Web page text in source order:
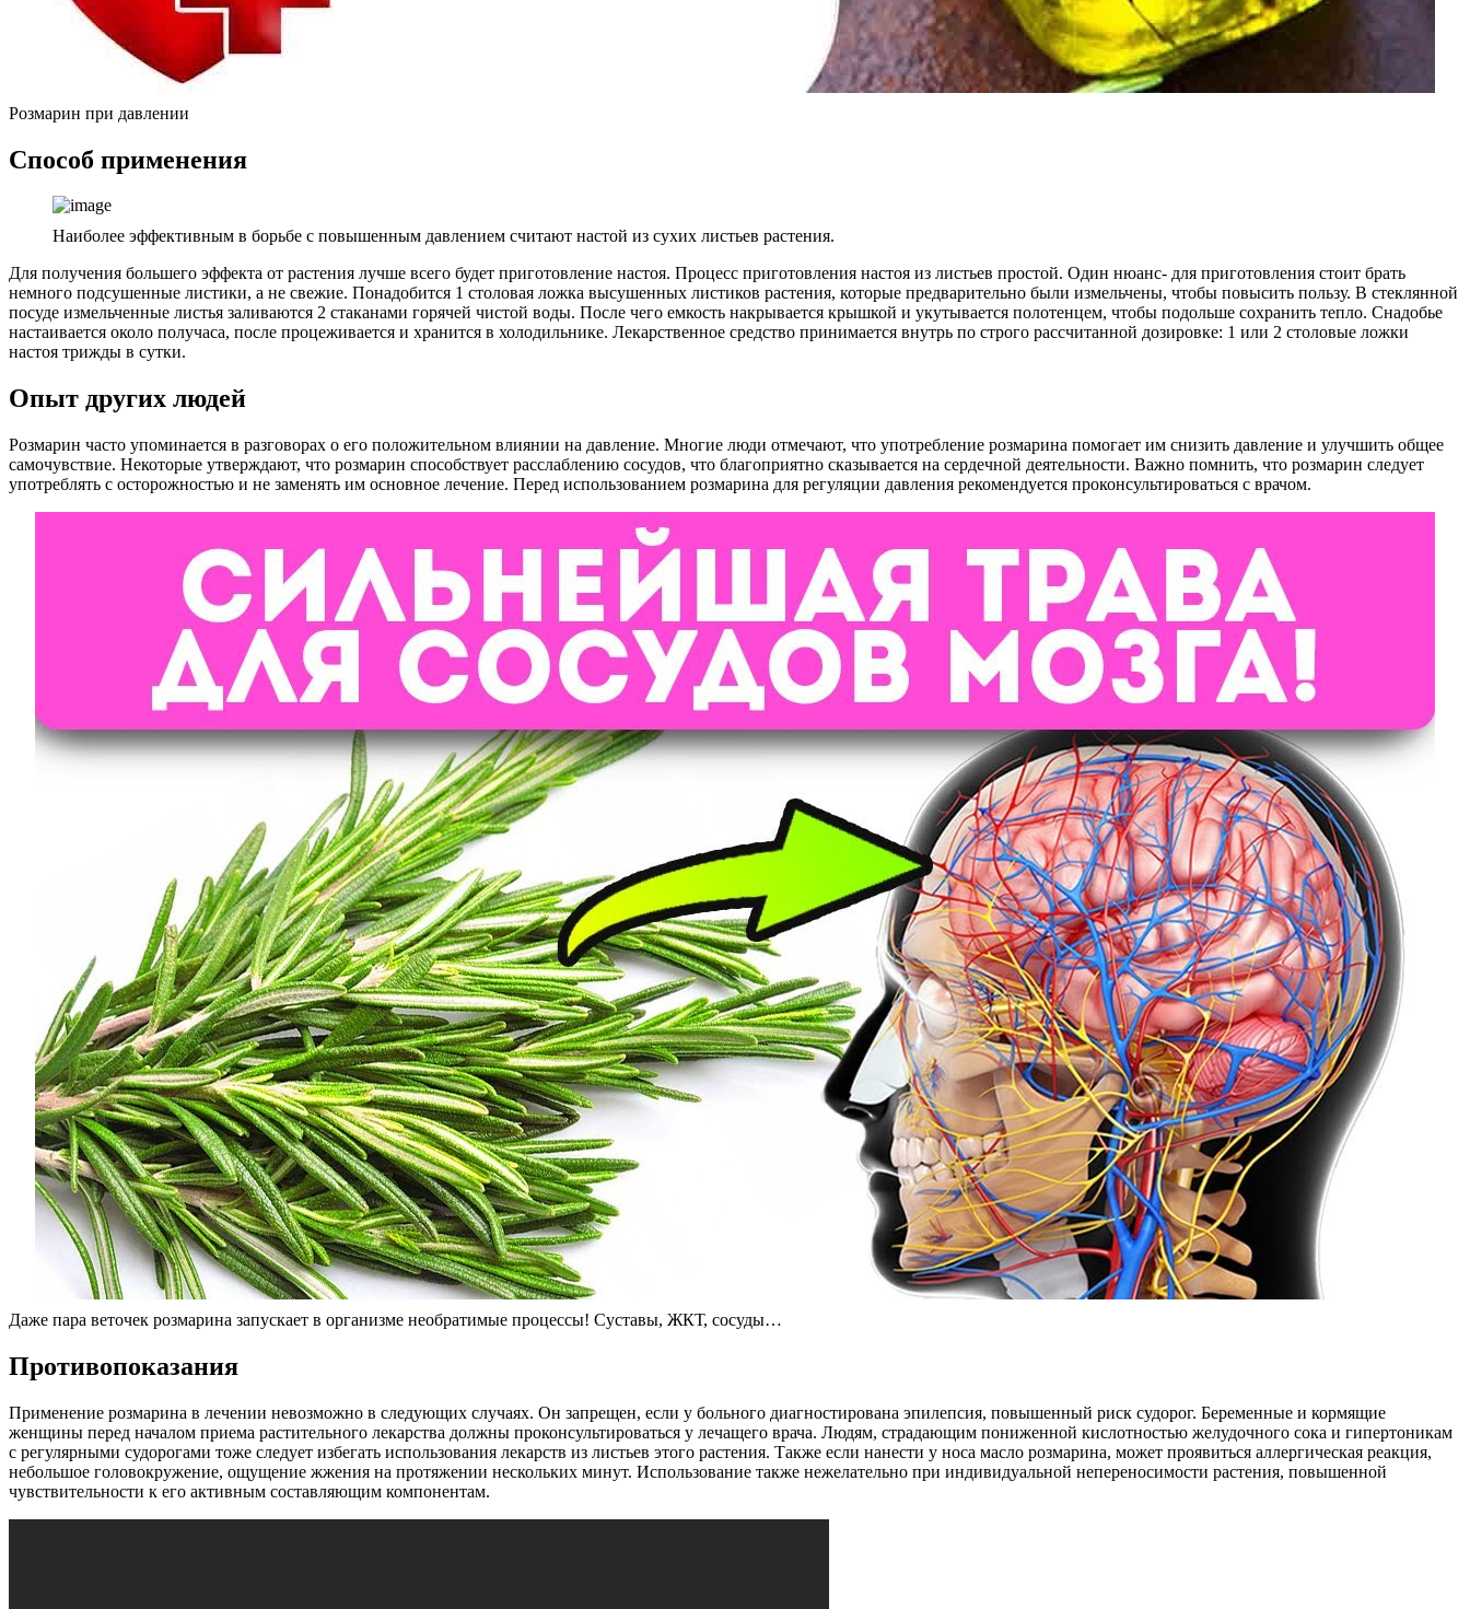
Розмарин при давлении
Способ применения
Наиболее эффективным в борьбе с повышенным давлением считают настой из сухих листьев растения.
Для получения большего эффекта от растения лучше всего будет приготовление настоя. Процесс приготовления настоя из листьев простой. Один нюанс- для приготовления стоит брать
немного подсушенные листики, а не свежие. Понадобится 1 столовая ложка высушенных листиков растения, которые предварительно были измельчены, чтобы повысить пользу. В стеклянной
посуде измельченные листья заливаются 2 стаканами горячей чистой воды. После чего емкость накрывается крышкой и укутывается полотенцем, чтобы подольше сохранить тепло. Снадобье
настаивается около получаса, после процеживается и хранится в холодильнике. Лекарственное средство принимается внутрь по строго рассчитанной дозировке: 1 или 2 столовые ложки
настоя трижды в сутки.
Опыт других людей
Розмарин часто упоминается в разговорах о его положительном влиянии на давление. Многие люди отмечают, что употребление розмарина помогает им снизить давление и улучшить общее
самочувствие. Некоторые утверждают, что розмарин способствует расслаблению сосудов, что благоприятно сказывается на сердечной деятельности. Важно помнить, что розмарин следует
употреблять с осторожностью и не заменять им основное лечение. Перед использованием розмарина для регуляции давления рекомендуется проконсультироваться с врачом.
Даже пара веточек розмарина запускает в организме необратимые процессы! Суставы, ЖКТ, сосуды…
Противопоказания
Применение розмарина в лечении невозможно в следующих случаях. Он запрещен, если у больного диагностирована эпилепсия, повышенный риск судорог. Беременные и кормящие
женщины перед началом приема растительного лекарства должны проконсультироваться у лечащего врача. Людям, страдающим пониженной кислотностью желудочного сока и гипертоникам
с регулярными судорогами тоже следует избегать использования лекарств из листьев этого растения. Также если нанести у носа масло розмарина, может проявиться аллергическая реакция,
небольшое головокружение, ощущение жжения на протяжении нескольких минут. Использование также нежелательно при индивидуальной непереносимости растения, повышенной
чувствительности к его активным составляющим компонентам.